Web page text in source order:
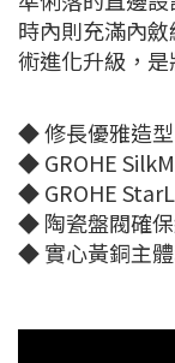
時內則充滿內
術進化升級，
◆ 修長優雅造
◆ GROHE
◆ GROHE
◆ 陶瓷盤閥確
◆ 實心黃銅主